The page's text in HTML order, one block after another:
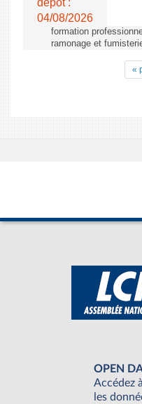
dépôt :
04/08/2026
formation
ramonage et
«
OPEN
Accédez
les